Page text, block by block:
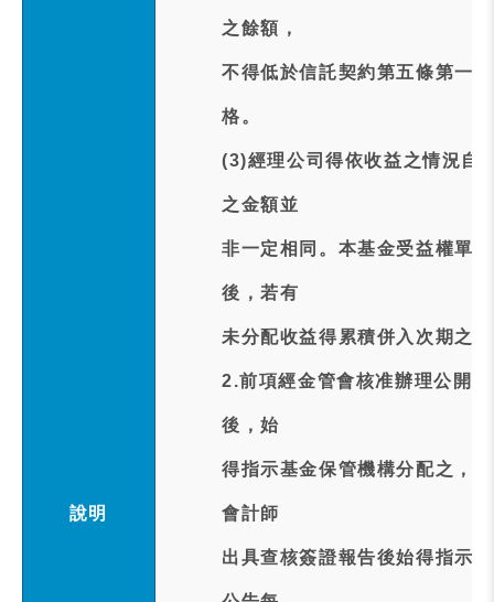
說明
之餘額，
不得低於信託契約第五條第一
格。
(3)經理公司得依收益之情況自
之金額並
非一定相同。本基金受益權單
後，若有
未分配收益得累積併入次期之
2.前項經金管會核准辦理公開
後，始
得指示基金保管機構分配之，
會計師
出具查核簽證報告後始得指示